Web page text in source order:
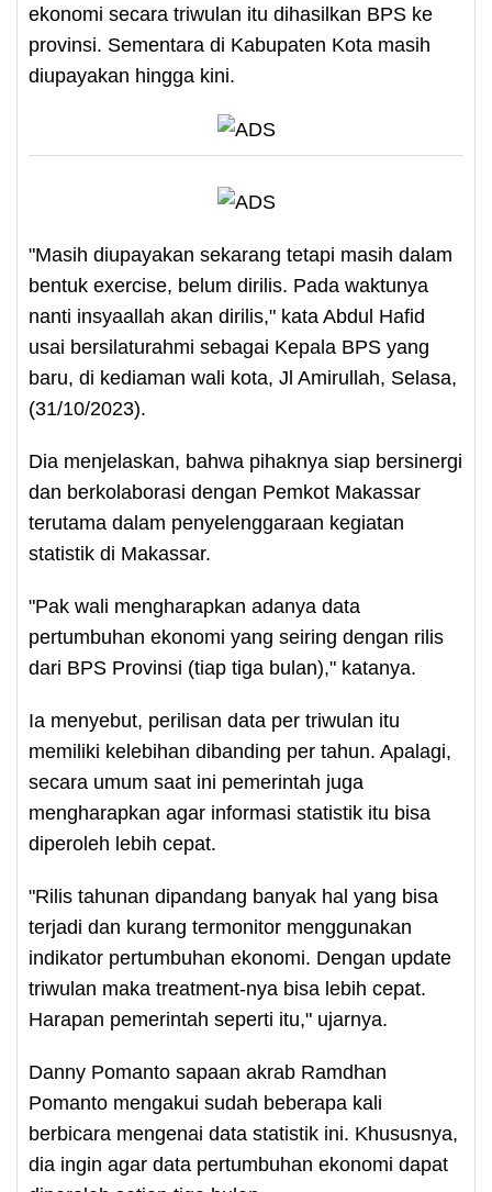
ekonomi secara triwulan itu dihasilkan BPS ke
provinsi. Sementara di Kabupaten Kota masih
diupayakan hingga kini.
"Masih diupayakan sekarang tetapi masih dalam
bentuk exercise, belum dirilis. Pada waktunya
nanti insyaallah akan dirilis," kata Abdul Hafid
usai bersilaturahmi sebagai Kepala BPS yang
baru, di kediaman wali kota, Jl Amirullah, Selasa,
(31/10/2023).
Dia menjelaskan, bahwa pihaknya siap bersinergi
dan berkolaborasi dengan Pemkot Makassar
terutama dalam penyelenggaraan kegiatan
statistik di Makassar.
"Pak wali mengharapkan adanya data
pertumbuhan ekonomi yang seiring dengan rilis
dari BPS Provinsi (tiap tiga bulan)," katanya.
Ia menyebut, perilisan data per triwulan itu
memiliki kelebihan dibanding per tahun. Apalagi,
secara umum saat ini pemerintah juga
mengharapkan agar informasi statistik itu bisa
diperoleh lebih cepat.
"Rilis tahunan dipandang banyak hal yang bisa
terjadi dan kurang termonitor menggunakan
indikator pertumbuhan ekonomi. Dengan update
triwulan maka treatment-nya bisa lebih cepat.
Harapan pemerintah seperti itu," ujarnya.
Danny Pomanto sapaan akrab Ramdhan
Pomanto mengakui sudah beberapa kali
berbicara mengenai data statistik ini. Khususnya,
dia ingin agar data pertumbuhan ekonomi dapat